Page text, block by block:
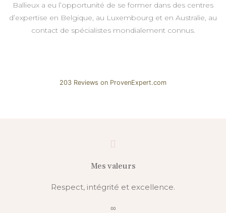
Ballieux a eu l’opportunité de se former dans des centres
d’expertise en Belgique, au Luxembourg et en Australie, au
contact de spécialistes mondialement connus.
203 Reviews on ProvenExpert.com
Mes valeurs
Respect, intégrité et excellence.
∞